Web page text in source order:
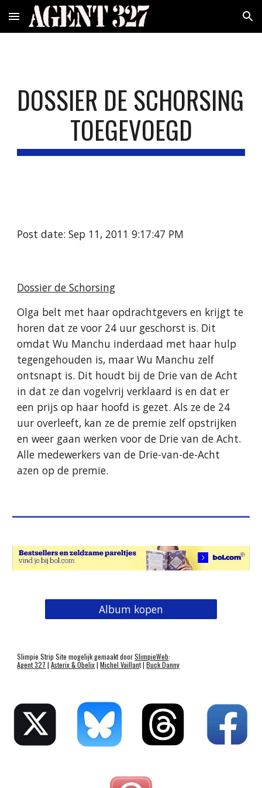
Skip to main content Skip to navigation
DOSSIER DE SCHORSING
TOEGEVOEGD
Post date: Sep 11, 2011 9:17:47 PM
Dossier de Schorsing
Olga belt met haar opdrachtgevers en krijgt te
horen dat ze voor 24 uur geschorst is. Dit
omdat Wu Manchu inderdaad met haar hulp
tegengehouden is, maar Wu Manchu zelf
ontsnapt is. Dit houdt bij de Drie van de Acht
in dat ze dan vogelvrij verklaard is en dat er
een prijs op haar hoofd is gezet. Als ze de 24
uur overleeft, kan ze de premie zelf opstrijken
en weer gaan werken voor de Drie van de Acht.
Alle medewerkers van de Drie-van-de-Acht
azen op de premie.
Album kopen
Slimpie Strip Site mogelijk gemaakt doorSlimpieWeb:
Agent 327 |Asterix & Obelix|Michel Vaillant |Buck Danny